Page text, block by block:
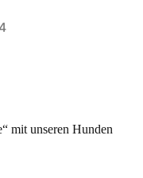
mit unseren Hunden